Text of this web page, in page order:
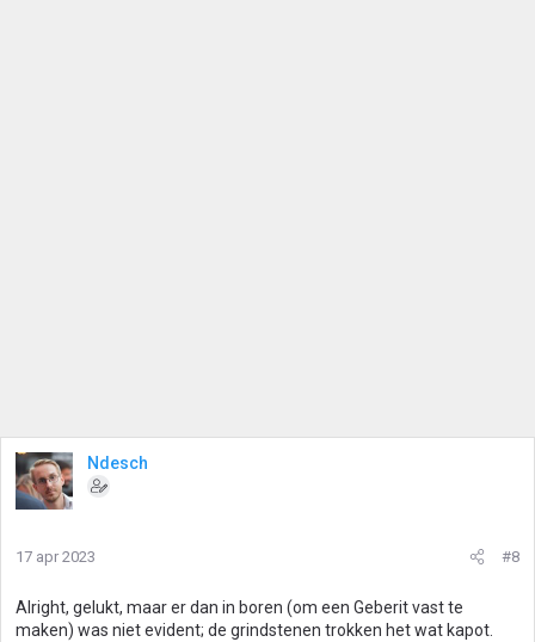
Ndesch
17 apr 2023 #8
Alright, gelukt, maar er dan in boren (om een Geberit vast te
maken) was niet evident; de grindstenen trokken het wat kapot.